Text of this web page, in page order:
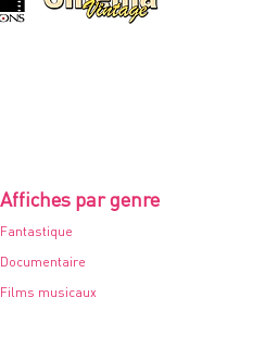
Affiches par genre
Fantastique
Documentaire
Films musicaux